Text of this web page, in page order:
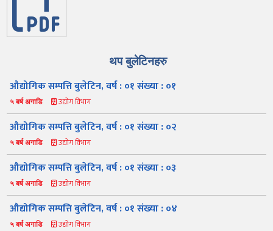
थप बुलेटिनहरु
औद्योगिक सम्पत्ति बुलेटिन, वर्ष : ०१ संख्या : ०१
५ बर्ष अगाडि उद्योग विभाग
औद्योगिक सम्पत्ति बुलेटिन, वर्ष : ०१ संख्या : ०२
५ बर्ष अगाडि उद्योग विभाग
औद्योगिक सम्पत्ति बुलेटिन, वर्ष : ०१ संख्या : ०३
५ बर्ष अगाडि उद्योग विभाग
औद्योगिक सम्पत्ति बुलेटिन, वर्ष : ०१ संख्या : ०४
५ बर्ष अगाडि उद्योग विभाग